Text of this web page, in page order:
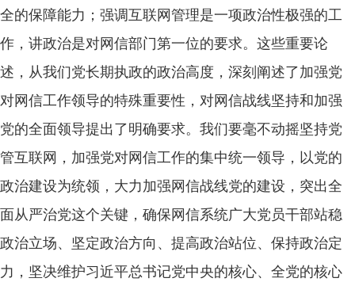
全的保障能力；强调互联网管理是一项政治性极强的工
作，讲政治是对网信部门第一位的要求。这些重要论
述，从我们党长期执政的政治高度，深刻阐述了加强党
对网信工作领导的特殊重要性，对网信战线坚持和加强
党的全面领导提出了明确要求。我们要毫不动摇坚持党
管互联网，加强党对网信工作的集中统一领导，以党的
政治建设为统领，大力加强网信战线党的建设，突出全
面从严治党这个关键，确保网信系统广大党员干部站稳
政治立场、坚定政治方向、提高政治站位、保持政治定
力，坚决维护习近平总书记党中央的核心、全党的核心